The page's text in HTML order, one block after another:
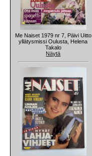
Me Naiset 1979 nr 7, Päivi Uitto
yllätysmissi Oulusta, Helena
Takalo
Näytä